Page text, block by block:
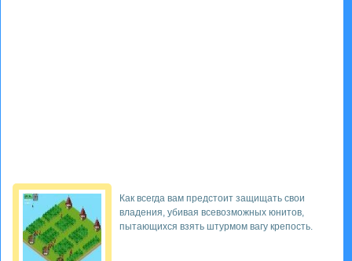
Как всегда вам предстоит защищать свои
владения, убивая всевозможных юнитов,
пытающихся взять штурмом вагу крепость.